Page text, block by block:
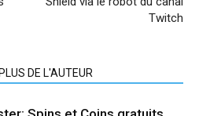
Twitch
PLUS DE L'AUTEUR